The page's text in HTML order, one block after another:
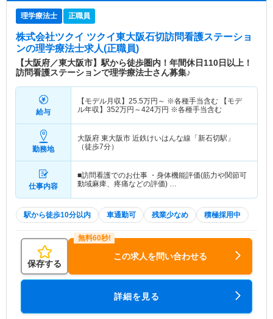
理学療法士 正職員
株式会社ツクイ ツクイ東大阪石切訪問看護ステーショ
ンの理学療法士求人(正職員)
【大阪府／東大阪市】駅から徒歩圏内！年間休日110日以上！
訪問看護ステーションで理学療法士さん募集♪
給与
【モデル月収】 25.5万円～ ※各種手当含む 【モデ
ル年収】 352万円～424万円 ※各種手当含む
勤務地
大阪府 東大阪市 近鉄けいはんな線「新石切駅」
（徒歩7分）
仕事内容
■訪問看護でのお仕事 ・身体機能評価(筋力や関節可
動域麻痺、疼痛などの評価) …
駅から徒歩10分以内 車通勤可 残業少なめ 積極採用中
保存する
この求人を問い合わせる
詳細を見る